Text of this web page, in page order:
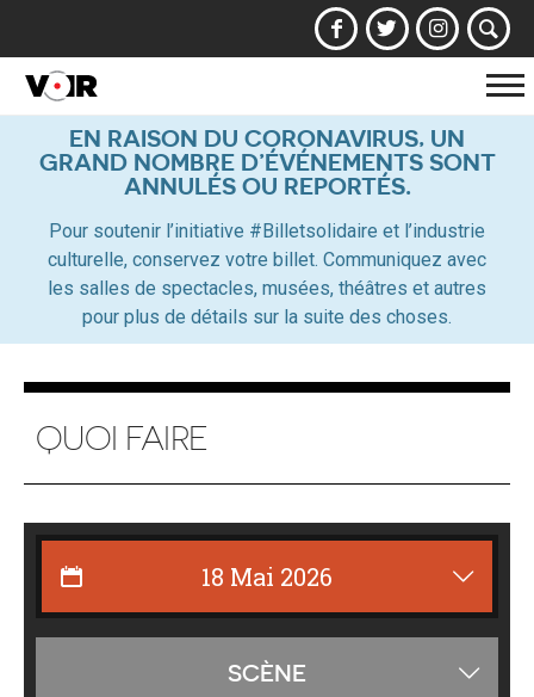
la
EN RAISON DU CORONAVIRUS, UN
GRAND NOMBRE D’ÉVÉNEMENTS SONT
ANNULÉS OU REPORTÉS.
Pour soutenir l’initiative #Billetsolidaire et l’industrie
culturelle, conservez votre billet. Communiquez avec
les salles de spectacles, musées, théâtres et autres
pour plus de détails sur la suite des choses.
QUOI FAIRE
SCÈNE